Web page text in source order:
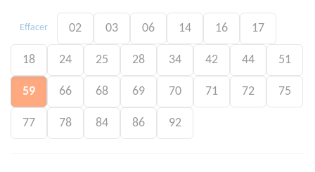
Effacer 02 03 06 14 16 17
18 24 25 28 34 42 44 51
59 66 68 69 70 71 72 75
77 78 84 86 92